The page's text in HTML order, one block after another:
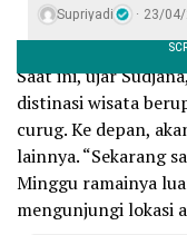
Supriyadi 23/
Saat ini, ujar
distinasi wisata
curug. Ke depan,
lainnya. “Sekarang
Minggu ramainya
mengunjungi lokasi